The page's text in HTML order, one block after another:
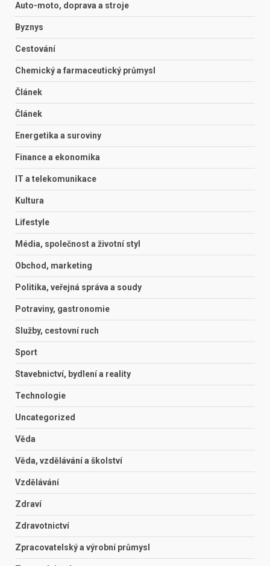
Auto-moto, doprava a stroje
Byznys
Cestování
Chemický a farmaceutický průmysl
Článek
Článek
Energetika a suroviny
Finance a ekonomika
IT a telekomunikace
Kultura
Lifestyle
Média, společnost a životní styl
Obchod, marketing
Politika, veřejná správa a soudy
Potraviny, gastronomie
Služby, cestovní ruch
Sport
Stavebnictví, bydlení a reality
Technologie
Uncategorized
Věda
Věda, vzdělávání a školství
Vzdělávání
Zdraví
Zdravotnictví
Zpracovatelský a výrobní průmysl